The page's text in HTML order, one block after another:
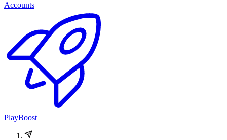
Accounts
PlayBoost